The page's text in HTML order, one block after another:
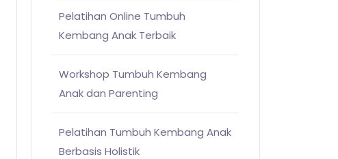
Pelatihan Online Tumbuh
Kembang Anak Terbaik
Workshop Tumbuh Kembang
Anak dan Parenting
Pelatihan Tumbuh Kembang Anak
Berbasis Holistik